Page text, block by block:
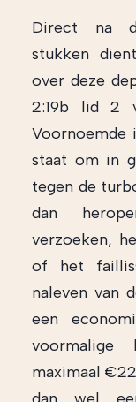
Direct na
stukken
over deze
2:19b lid 2
Voornoemde
staat om in
tegen de
dan
verzoeken,
of het
naleven van
een
voormalige
maximaal